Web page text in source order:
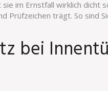
im Ernstfall wirklich dicht
Prüfzeichen trägt. So sind
bei